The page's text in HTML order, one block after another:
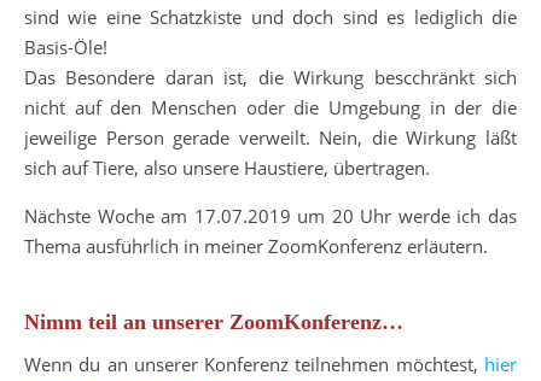
sind wie eine Schatzkiste und doch sind es lediglich die
Basis-Öle!
Das Besondere daran ist, die Wirkung bescchränkt sich
nicht auf den Menschen oder die Umgebung in der die
jeweilige Person gerade verweilt. Nein, die Wirkung läßt
sich auf Tiere, also unsere Haustiere, übertragen.
Nächste Woche am 17.07.2019 um 20 Uhr werde ich das
Thema ausführlich in meiner ZoomKonferenz erläutern.
Nimm teil an unserer ZoomKonferenz…
Wenn du an unserer Konferenz teilnehmen möchtest, hier